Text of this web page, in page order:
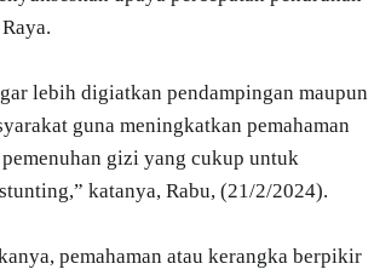
lebih digiatkan pendampingan maupun
guna meningkatkan pemahaman
gizi yang cukup untuk
katanya, Rabu, (21/2/2024).
pemahaman atau kerangka berpikir